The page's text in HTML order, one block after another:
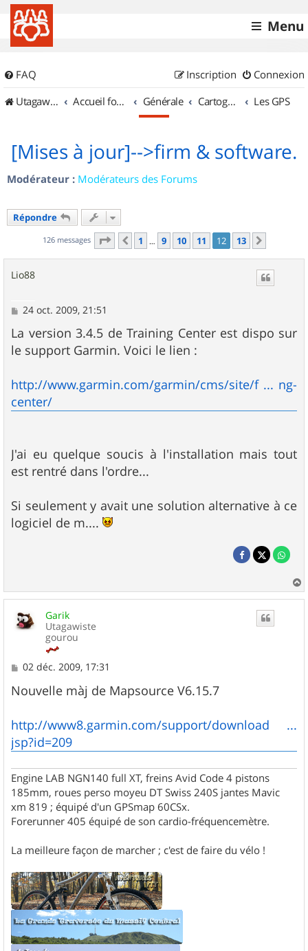
Menu
FAQ Connexion
Inscription
UtagawaVTT (Randos VTT et VTTAE avec traces GPS)
Accueil forum Générale Cartographie et GPS Les GPS
[Mises à jour]-->firm & software.
Modérateur : Modérateurs des Forums
Répondre
126 messages Page 12 sur13
Précédent
1 … 9 10 11 12 13
Lio88
M
s
s
a
24 oct. 2009, 21:51
La version 3.4.5 de Training Center est dispo sur
le support Garmin. Voici le lien :
http://www.garmin.com/garmin/cms/site/f ... ng-
center/
J'ai eu quelque soucis à l'installation mais tout
est rentré dans l'ordre...
Si seulement y avait une solution alternative à ce
logiciel de m....
a
Garik
Utagawiste
gourou
M
s
s
g
e
02 déc. 2009, 17:31
Nouvelle màj de Mapsource V6.15.7
http://www8.garmin.com/support/download ...
jsp?id=209
Engine LAB NGN140 full XT, freins Avid Code 4 pistons
185mm, roues perso moyeu DT Swiss 240S jantes Mavic
xm 819 ; équipé d'un GPSmap 60CSx.
Forerunner 405 équipé de son cardio-fréquencemètre.
La meilleure façon de marcher ; c'est de faire du vélo !